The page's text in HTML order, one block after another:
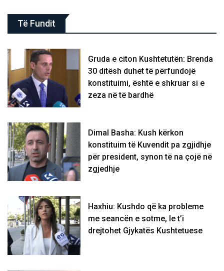
Të Fundit
Gruda e citon Kushtetutën: Brenda
30 ditësh duhet të përfundojë
konstituimi, është e shkruar si e
zeza në të bardhë
Dimal Basha: Kush kërkon
konstituim të Kuvendit pa zgjidhje
për president, synon të na çojë në
zgjedhje
Haxhiu: Kushdo që ka probleme
me seancën e sotme, le t’i
drejtohet Gjykatës Kushtetuese